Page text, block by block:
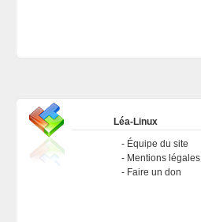
Léa-Linux
Équipe du site
Mentions légales
Faire un don